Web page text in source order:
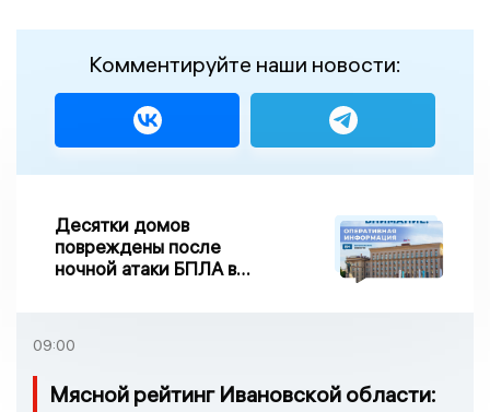
Комментируйте наши новости:
Десятки домов
повреждены после
ночной атаки БПЛА в
09:00
Мясной рейтинг Ивановской области: